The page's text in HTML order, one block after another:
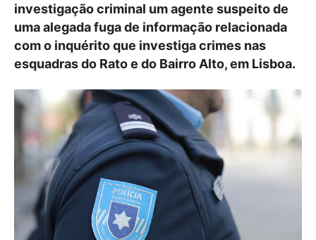
investigação criminal um agente suspeito de
uma alegada fuga de informação relacionada
com o inquérito que investiga crimes nas
esquadras do Rato e do Bairro Alto, em Lisboa.